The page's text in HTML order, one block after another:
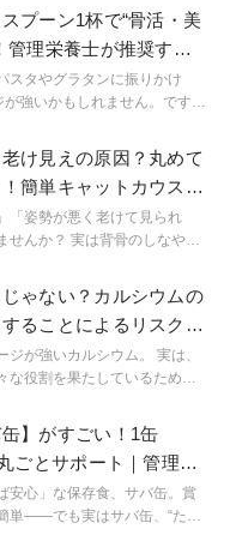
な活動のひとつです。しか
その食習慣によってせっかく
になっているかもしれませ
してしまうNGな食習慣につい
プーン1杯で“骨活・美
管理栄養士が推奨する
スタやグラタンに振りかけ
が強いかもしれません。ですが
特に注目したいのは、高密度
ぱく質・発酵食品としての
足しするだけで、骨・美肌・
れる、まさに“地味だけどすご
け見えの原因？丸めて
簡単キャットカウスト
「姿勢が悪く老けて見られ
んか？ 実は背骨のしなやか
結しています。なぜなら、背
なり、代謝や巡りが滞ること
を招いてしまうのです。今回
ウポーズをアレンジ。背骨
トレッチをご紹介します。
ゃない？カルシウムの
ることによるリスク｜
が強いカルシウム。 実は、
な役割を果たしているため、
が低くないカルシウムの体内
るリスクなどについて解説
】がすごい！1缶
ごとサポート｜管理栄
安心」な保存食、サバ缶。賞
単――でも実はサバ缶、“ただ